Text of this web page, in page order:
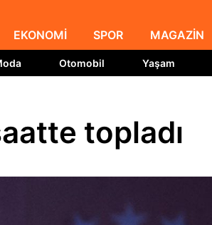
EKONOMİ SPOR MAGAZİN
Otomobil Yaşam
topladı